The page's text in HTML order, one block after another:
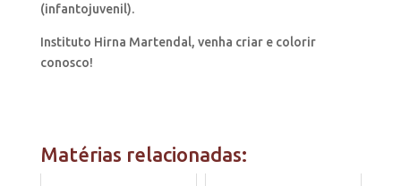
(infantojuvenil).
Instituto Hirna Martendal, venha criar e colorir
conosco!
Matérias relacionadas: